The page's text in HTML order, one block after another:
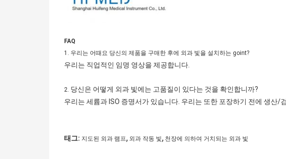
FAQ
1. 우리는 어때요 당신의 제품을 구매한 후에 외과 빛을 설치하는 goint?
우리는 직업적인 임명 영상을 제공합니다.
2. 당신은 어떻게 외과 빛에는 고품질이 있다는 것을 확인합니까?
우리는 세륨과 ISO 증명서가 있습니다. 우리는 또한 포장하기 전에 생산/
태그: 지도된 외과 램프, 외과 작동 빛, 천장에 의하여 거치되는 외과 빛